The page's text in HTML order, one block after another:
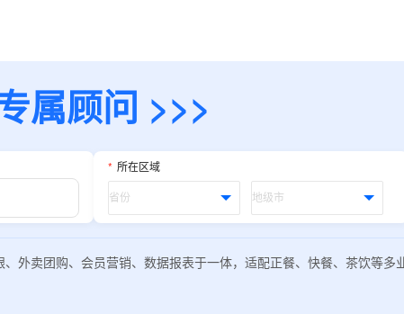
属顾问 >>>
* 所在区域
外卖团购、会员营销、数据报表于一体，适配正餐、快餐、茶饮等多